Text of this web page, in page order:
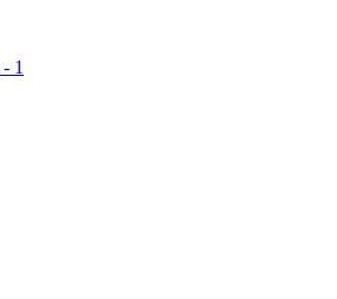
- 1